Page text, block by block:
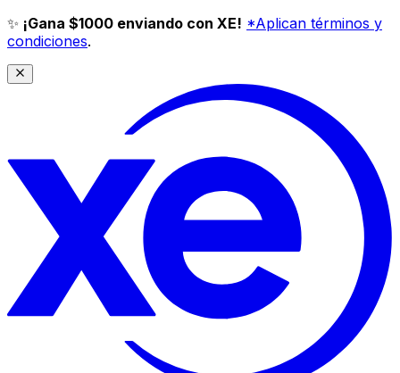
✨ ¡Gana $1000 enviando con XE! *Aplican términos y
condiciones.